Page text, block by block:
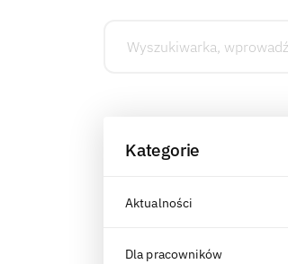
Kategorie
Aktualności
Dla pracowników